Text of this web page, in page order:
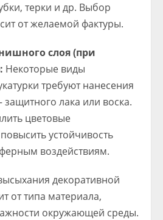
терки и др. Выбор
от желаемой фактуры.
слоя (при
Некоторые виды
требуют нанесения
лака или воска.
цветовые
устойчивость
воздействиям.
декоративной
от типа материала,
окружающей среды.